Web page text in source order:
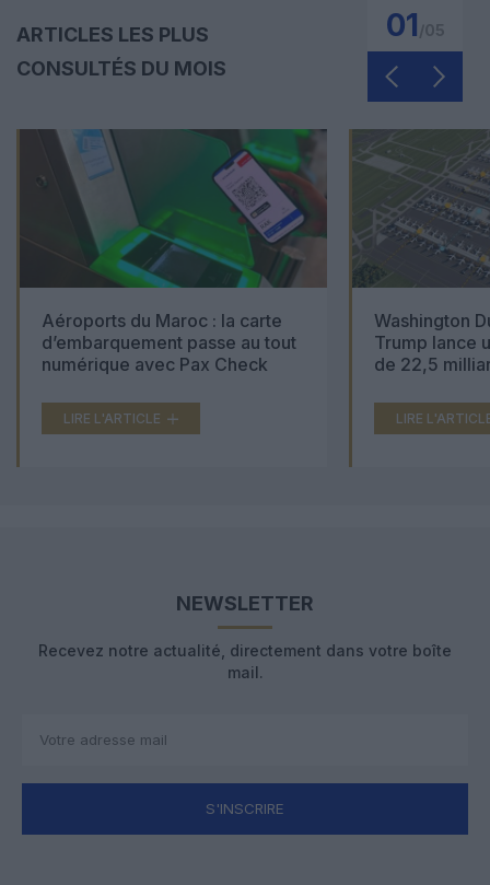
ARTICLES LES PLUS
CONSULTÉS DU MOIS
01
Aéroports du Maroc : la carte
d’embarquement passe au tout
numérique avec Pax Check
LIRE L'ARTICLE
Washington
Trump lance
de 22,5
LIRE
NEWSLETTER
Recevez notre actualité, directement dans votre boîte
mail.
S'INSCRIRE